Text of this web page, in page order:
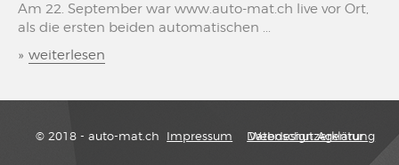
Am 22. September war www.auto-mat.ch live vor Ort,
als die ersten beiden automatischen ...
» weiterlesen
© 2018 - auto-mat.ch Impressum Datenschutzerklärung
Webdesign Agentur